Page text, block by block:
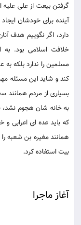
گرفتن بيعت از على عليه
آينده براى خودشان
دارد، اگر نگوييم هدف
خلافت اسلامى بود.
مسلمين را ندارد بلكه
كند و شايد اين مسئله
بسيارى از مردم همانند
به خانه شان هجوم نشد،
كه بايد عده اى اعرابى
همانند مغيره بن شعبه
بيت استفاده كرد.
آغاز ماجرا